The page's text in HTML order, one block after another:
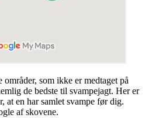
som ikke er medtaget på
de bedste til svampejagt. Her er
at en har samlet svampe før dig.
af skovene.